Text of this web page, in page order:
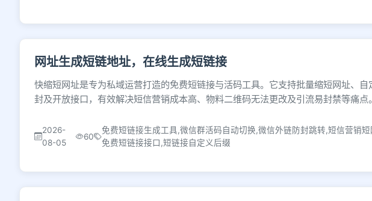
网址生成短链地址，在线生成短链接
快缩短网址是专为私域运营打造的免费短链接与活码工具。它支持批量缩短网址、
封及开放接口，有效解决短信营销成本高、物料二维码无法更改及引流易封禁等痛点。
2026-
08-05
60
免费短链接生成工具,微信群活码自动切换,微信外链防封跳转,短信营销
免费短链接接口,短链接自定义后缀